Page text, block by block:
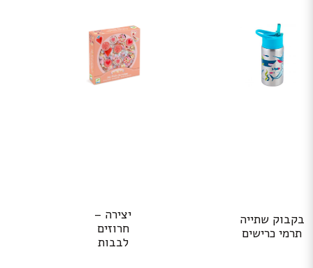
בקבוק שתייה
תרמי כרישים
יצירה –
חרוזים
לבבות